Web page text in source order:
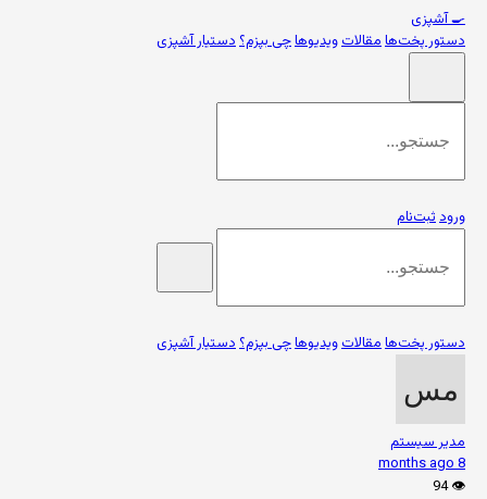
🍳آشپزی
دستور پخت‌هامقالاتویدیوهاچی بپزم؟دستیار آشپزی
ورودثبت‌نام
دستور پخت‌هامقالاتویدیوهاچی بپزم؟دستیار آشپزی
مدیر سیستم
8 months ago
👁️
94